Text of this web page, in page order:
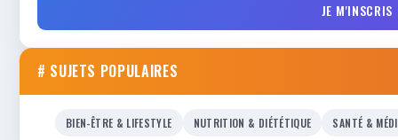
JE M'INSCRIS
# SUJETS POPULAIRES
BIEN-ÊTRE & LIFESTYLE NUTRITION & DIÉTÉTIQUE SANTÉ &